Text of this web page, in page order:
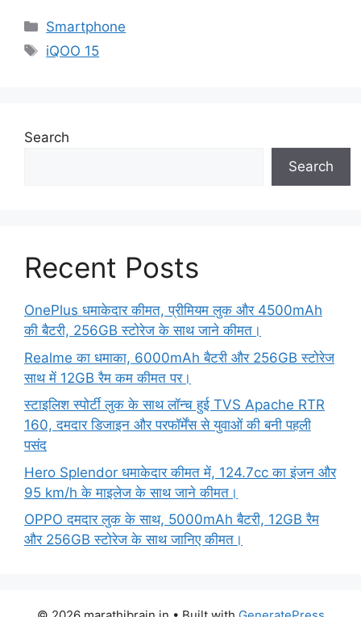
Categories
Smartphone
Tags
iQOO 15
Search
Search
Recent Posts
OnePlus धमाकेदार कीमत, प्रीमियम लुक और 4500mAh
की बैटरी, 256GB स्टोरेज के साथ जाने कीमत।
Realme का धमाका, 6000mAh बैटरी और 256GB स्टोरेज
साथ में 12GB रैम कम कीमत पर।
स्टाइलिश स्पोर्टी लुक के साथ लॉन्च हुई TVS Apache RTR
160, दमदार डिजाइन और परफॉर्मेंस से युवाओं की बनी पहली
पसंद
Hero Splendor धमाकेदार कीमत में, 124.7cc का इंजन और
95 km/h के माइलेज के साथ जाने कीमत।
OPPO दमदार लुक के साथ, 5000mAh बैटरी, 12GB रैम
और 256GB स्टोरेज के साथ जानिए कीमत।